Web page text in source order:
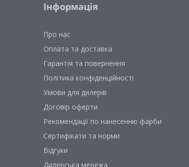
Інформація
Про нас
Оплата та доставка
Гарантія та повернення
Політика конфіденційності
Умови для дилерів
Договір оферти
Рекомендації по нанесенню фарби
Сертифікати та норми
Відгуки
Дилерська мережа